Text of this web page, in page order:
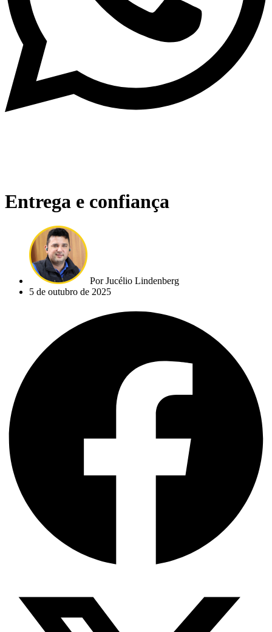
Entrega e confiança
PorJucélio Lindenberg
5 de outubro de 2025